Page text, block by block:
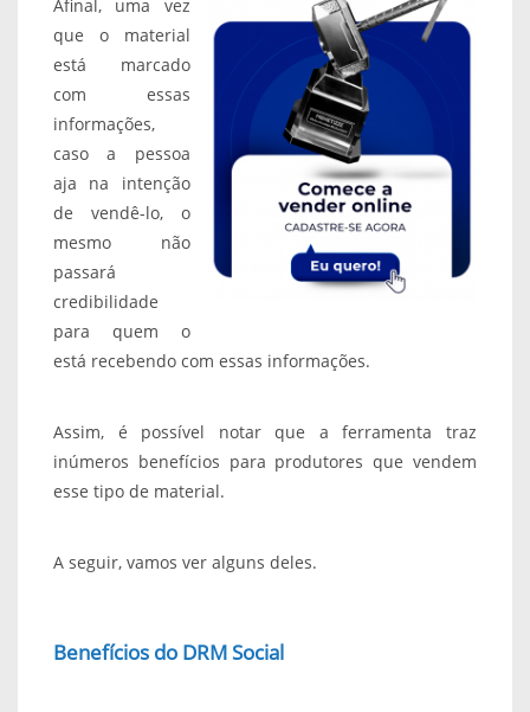
Afinal, uma vez
que o material
está marcado
com essas
informações,
caso a pessoa
aja na intenção
de vendê-lo, o
mesmo não
passará
credibilidade
para quem o
está recebendo com essas informações.
Assim, é possível notar que a ferramenta traz
inúmeros benefícios para produtores que vendem
esse tipo de material.
A seguir, vamos ver alguns deles.
Benefícios do DRM Social